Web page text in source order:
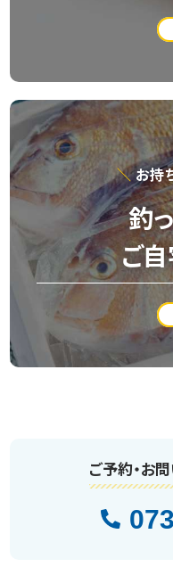
お持
釣
ご
ご予約・お